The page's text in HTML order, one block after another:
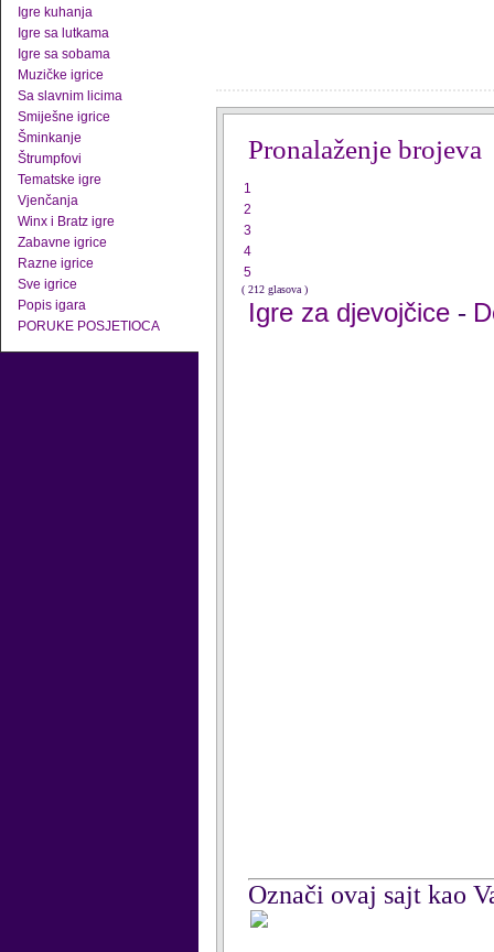
Igre kuhanja
Igre sa lutkama
Igre sa sobama
Muzičke igrice
Sa slavnim licima
Smiješne igrice
Šminkanje
Štrumpfovi
Tematske igre
Vjenčanja
Winx i Bratz igre
Zabavne igrice
Razne igrice
Sve igrice
Popis igara
PORUKE POSJETIOCA
Pronalaženje brojeva
1
2
3
4
5
( 212 glasova )
Igre za djevojčice -
Označi ovaj sajt kao